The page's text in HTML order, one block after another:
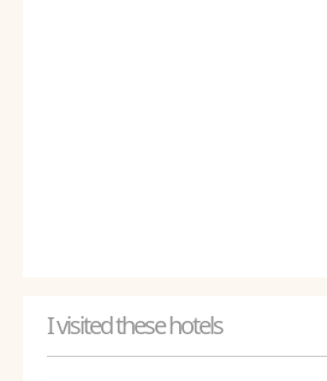
I visited these hotels